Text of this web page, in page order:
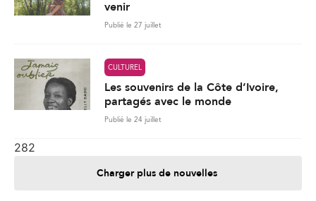
venir
Publié le 27 juillet
CULTUREL
Les souvenirs de la Côte d’Ivoire,
partagés avec le monde
Publié le 24 juillet
282
Charger plus de nouvelles